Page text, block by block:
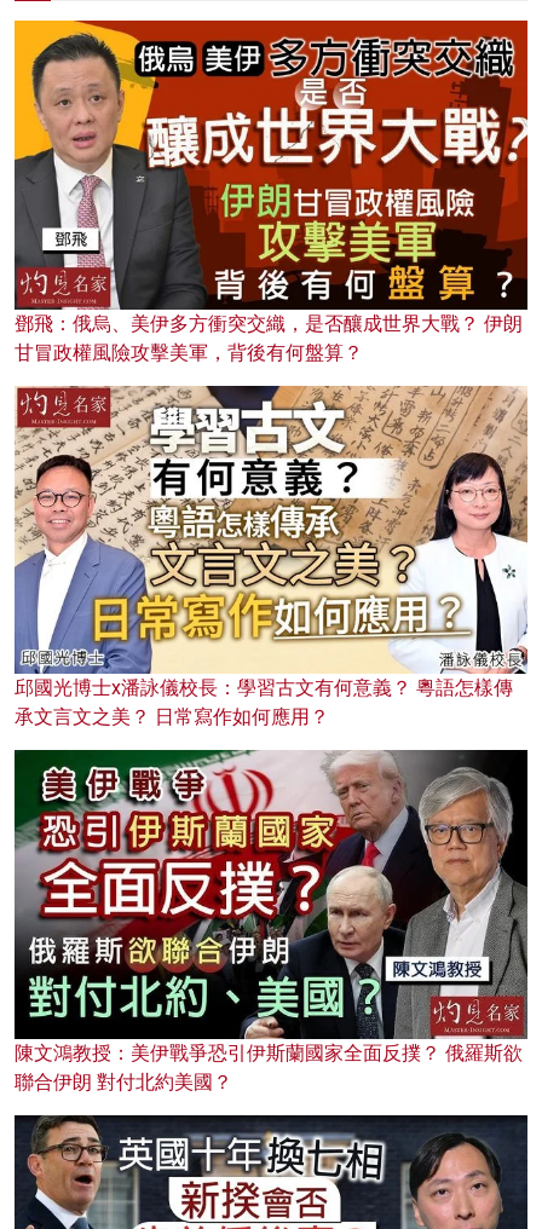
鄧飛：俄烏、美伊多方衝突交織，是否釀成世界大戰？ 伊朗
甘冒政權風險攻擊美軍，背後有何盤算？
邱國光博士x潘詠儀校長：學習古文有何意義？ 粵語怎樣傳
承文言文之美？ 日常寫作如何應用？
陳文鴻教授：美伊戰爭恐引伊斯蘭國家全面反撲？ 俄羅斯欲
聯合伊朗 對付北約美國？